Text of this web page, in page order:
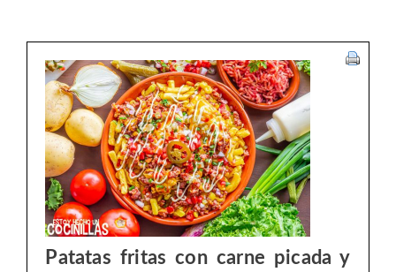
Patatas fritas con carne picada y